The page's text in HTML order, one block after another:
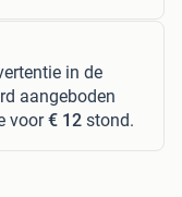
in de
aangeboden
voor€ 12 stond.